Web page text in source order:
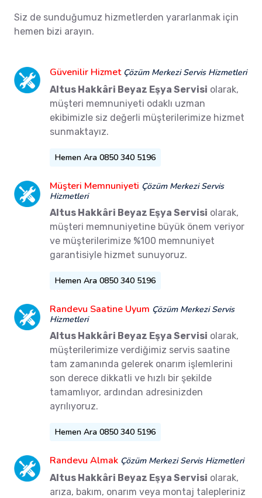
Siz de sunduğumuz hizmetlerden yararlanmak için
hemen bizi arayın.
Güvenilir Hizmet Çözüm Merkezi Servis Hizmetleri
Altus Hakkâri Beyaz Eşya Servisi olarak,
müşteri memnuniyeti odaklı uzman
ekibimizle siz değerli müşterilerimize hizmet
sunmaktayız.
Hemen Ara 0850 340 5196
Müşteri Memnuniyeti Çözüm Merkezi Servis
Hizmetleri
Altus Hakkâri Beyaz Eşya Servisi olarak,
müşteri memnuniyetine büyük önem veriyor
ve müşterilerimize %100 memnuniyet
garantisiyle hizmet sunuyoruz.
Hemen Ara 0850 340 5196
Randevu Saatine Uyum Çözüm Merkezi Servis
Hizmetleri
Altus Hakkâri Beyaz Eşya Servisi olarak,
müşterilerimize verdiğimiz servis saatine
tam zamanında gelerek onarım işlemlerini
son derece dikkatli ve hızlı bir şekilde
tamamlıyor, ardından adresinizden
ayrılıyoruz.
Hemen Ara 0850 340 5196
Randevu Almak Çözüm Merkezi Servis Hizmetleri
Altus Hakkâri Beyaz Eşya Servisi olarak,
arıza, bakım, onarım veya montaj talepleriniz